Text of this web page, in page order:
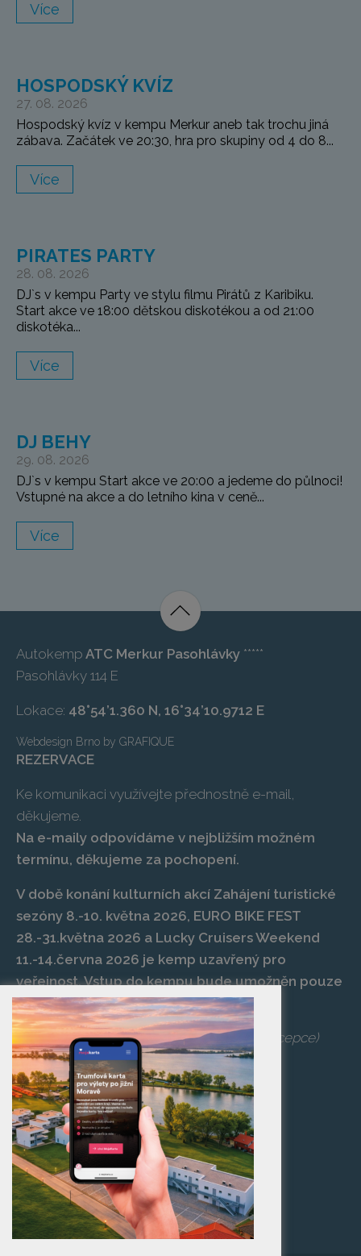
Více
HOSPODSKÝ KVÍZ
27. 08. 2026
Hospodský kvíz v kempu Merkur aneb tak trochu jiná
zábava. Začátek ve 20:30, hra pro skupiny od 4 do 8...
Více
PIRATES PARTY
28. 08. 2026
DJ`s v kempu Party ve stylu filmu Pirátů z Karibiku.
Start akce ve 18:00 dětskou diskotékou a od 21:00
diskotéka...
Více
DJ BEHY
29. 08. 2026
DJ`s v kempu Start akce ve 20:00 a jedeme do půlnoci!
Vstupné na akce a do letního kina v ceně...
Více
Autokemp ATC Merkur Pasohlávky *****
Pasohlávky 114 E
Lokace: 48°54’1.360 N, 16°34’10.9712 E
Webdesign Brno by GRAFIQUE
REZERVACE
Ke komunikaci využívejte přednostně e-mail,
děkujeme.
Na e-maily odpovídáme v nejbližším možném
termínu, děkujeme za pochopení.
V době konání kulturních akcí Zahájení turistické
sezóny 8.-10. května 2026, EURO BIKE FEST
28.-31.května 2026 a Lucky Cruisers Weekend
11.-14.června 2026 je kemp uzavřený pro
veřejnost. Vstup do kempu bude umožněn pouze
po zaplacení vstupenky na danou akci.
Telefon:+420 519 427 714,539 029 266
(recepce)
E-mail:camp@pasohlavky.cz
SPOJTE SE S NÁMI
Turistické informační
centrum Pasohlávky